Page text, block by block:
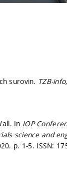
surovin. TZB-info,
In IOP
science and
p. 1-5. ISSN: